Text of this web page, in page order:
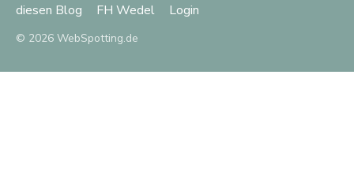
diesen Blog
FH Wedel Login
© 2026 WebSpotting.de